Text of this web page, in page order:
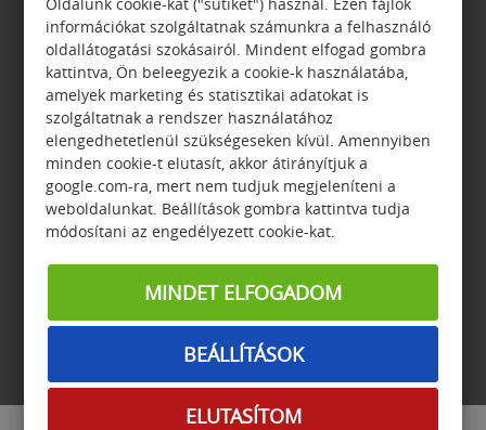
ADATVÉDELEM GYIK
információkat szolgáltatnak számunkra a felhasználó
oldallátogatási szokásairól. Mindent elfogad gombra
kattintva, Ön beleegyezik a cookie-k használatába,
amelyek marketing és statisztikai adatokat is
szolgáltatnak a rendszer használatához
elengedhetetlenül szükségeseken kívül. Amennyiben
minden cookie-t elutasít, akkor átirányítjuk a
google.com-ra, mert nem tudjuk megjeleníteni a
weboldalunkat. Beállítások gombra kattintva tudja
módosítani az engedélyezett cookie-kat.
MINDET ELFOGADOM
BEÁLLÍTÁSOK
ELUTASÍTOM